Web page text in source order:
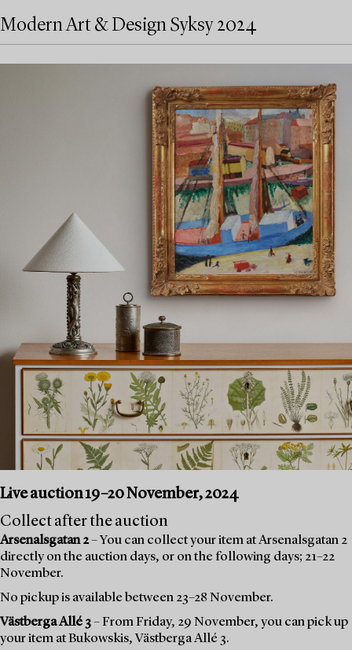
Modern Art & Design Syksy 2024
Live auction 19–20 November, 2024
Collect after the auction
Arsenalsgatan 2– You can collect your item at Arsenalsgatan 2
directly on the auction days, or on the following days; 21–22
November.
No pickup is available between 23–28 November.
Västberga Allé 3– From Friday, 29 November, you can pick up
your item at Bukowskis, Västberga Allé 3.